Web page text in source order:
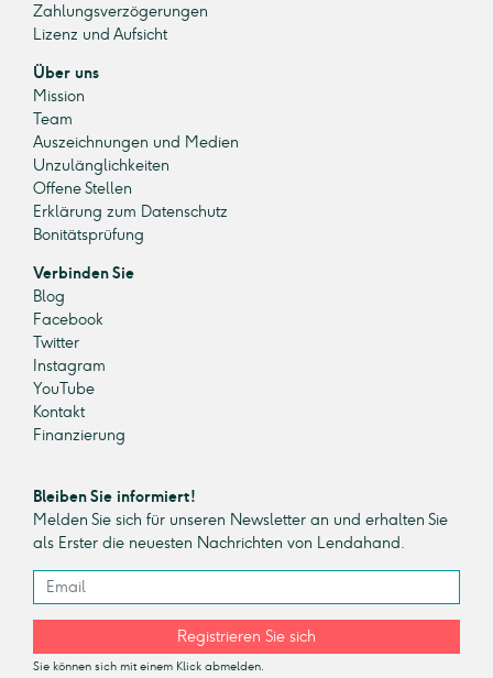
Zahlungsverzögerungen
Lizenz und Aufsicht
Über uns
Mission
Team
Auszeichnungen und Medien
Unzulänglichkeiten
Offene Stellen
Erklärung zum Datenschutz
Bonitätsprüfung
Verbinden Sie
Blog
Facebook
Twitter
Instagram
YouTube
Kontakt
Finanzierung
Bleiben Sie informiert!
Melden Sie sich für unseren Newsletter an und erhalten Sie
als Erster die neuesten Nachrichten von Lendahand.
Registrieren Sie sich
Sie können sich mit einem Klick abmelden.